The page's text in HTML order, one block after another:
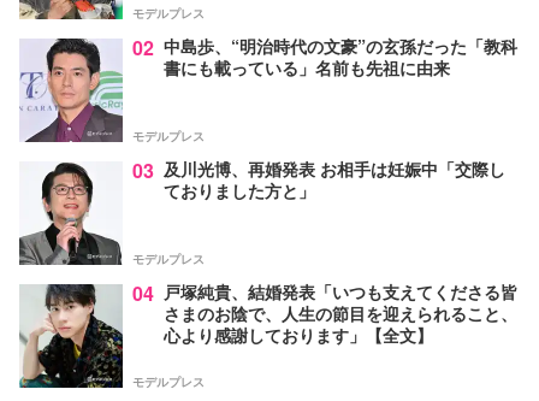
モデルプレス
02 中島歩、“明治時代の文豪”の玄孫だった「教科
書にも載っている」名前も先祖に由来
モデルプレス
03 及川光博、再婚発表 お相手は妊娠中「交際し
ておりました方と」
モデルプレス
04 戸塚純貴、結婚発表「いつも支えてくださる皆
さまのお陰で、人生の節目を迎えられること、
心より感謝しております」【全文】
モデルプレス